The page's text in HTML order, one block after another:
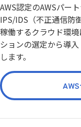
AWS認定のAWSパー
IPS/IDS（不正通信防
稼働するクラウド環
ションの選定から導
します。